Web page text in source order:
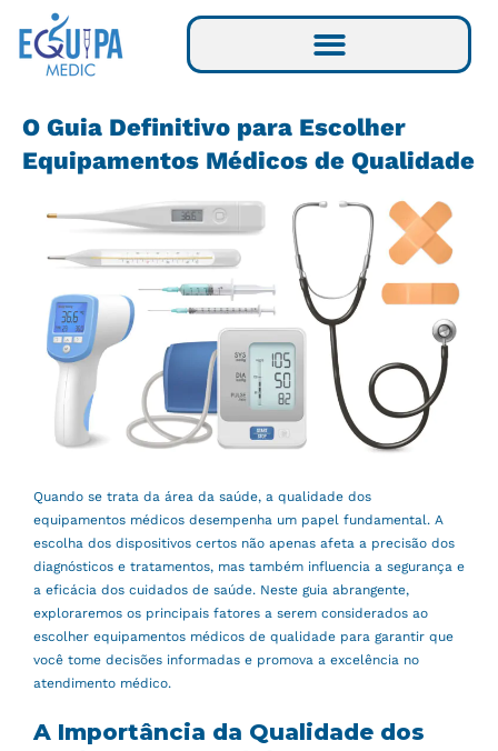
para
conteúdo
O Guia Definitivo para Escolher
Equipamentos Médicos de Qualidade
Quando se trata da área da saúde, a qualidade dos
equipamentos médicos desempenha um papel fundamental. A
escolha dos dispositivos certos não apenas afeta a precisão dos
diagnósticos e tratamentos, mas também influencia a segurança e
a eficácia dos cuidados de saúde. Neste guia abrangente,
exploraremos os principais fatores a serem considerados ao
escolher equipamentos médicos de qualidade para garantir que
você tome decisões informadas e promova a excelência no
atendimento médico.
A Importância da Qualidade dos